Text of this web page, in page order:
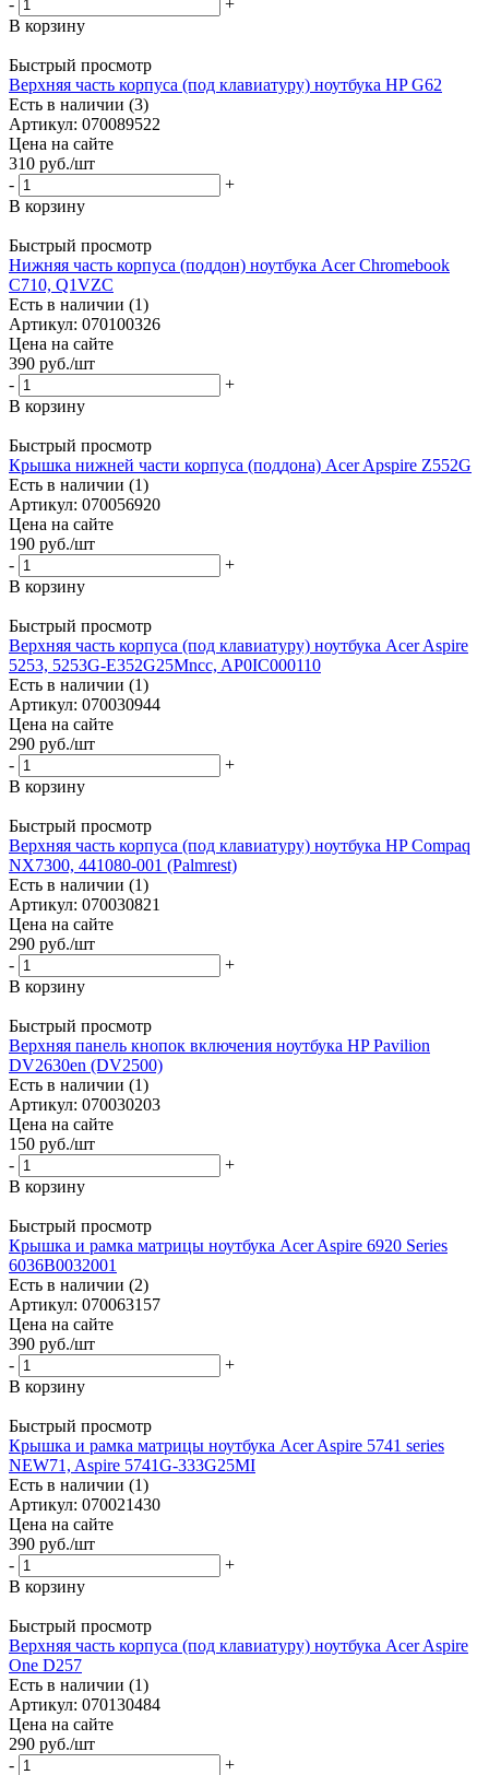
В корзину
Быстрый просмотр
Верхняя часть корпуса (под клавиатуру) ноутбука HP G62
Есть в наличии (3)
Артикул: 070089522
Цена на сайте
310 руб./шт
-
+
В корзину
Быстрый просмотр
Нижняя часть корпуса (поддон) ноутбука Acer Chromebook
C710, Q1VZC
Есть в наличии (1)
Артикул: 070100326
Цена на сайте
390 руб./шт
-
+
В корзину
Быстрый просмотр
Крышка нижней части корпуса (поддона) Acer Apspire Z552G
Есть в наличии (1)
Артикул: 070056920
Цена на сайте
190 руб./шт
-
+
В корзину
Быстрый просмотр
Верхняя часть корпуса (под клавиатуру) ноутбука Acer Aspire
5253, 5253G-E352G25Mncc, AP0IC000110
Есть в наличии (1)
Артикул: 070030944
Цена на сайте
290 руб./шт
-
+
В корзину
Быстрый просмотр
Верхняя часть корпуса (под клавиатуру) ноутбука HP Compaq
NX7300, 441080-001 (Palmrest)
Есть в наличии (1)
Артикул: 070030821
Цена на сайте
290 руб./шт
-
+
В корзину
Быстрый просмотр
Верхняя панель кнопок включения ноутбука HP Pavilion
DV2630en (DV2500)
Есть в наличии (1)
Артикул: 070030203
Цена на сайте
150 руб./шт
-
+
В корзину
Быстрый просмотр
Крышка и рамка матрицы ноутбука Acer Aspire 6920 Series
6036B0032001
Есть в наличии (2)
Артикул: 070063157
Цена на сайте
390 руб./шт
-
+
В корзину
Быстрый просмотр
Крышка и рамка матрицы ноутбука Acer Aspire 5741 series
NEW71, Aspire 5741G-333G25MI
Есть в наличии (1)
Артикул: 070021430
Цена на сайте
390 руб./шт
-
+
В корзину
Быстрый просмотр
Верхняя часть корпуса (под клавиатуру) ноутбука Acer Aspire
One D257
Есть в наличии (1)
Артикул: 070130484
Цена на сайте
290 руб./шт
-
+